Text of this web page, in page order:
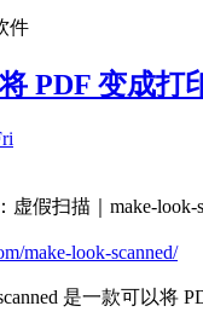
件
PDF 变成打
假扫描｜make-look-
make-look-scanned/
是一款可以